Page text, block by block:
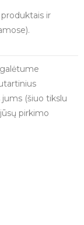
ir
(šiuo tikslu
pirkimo